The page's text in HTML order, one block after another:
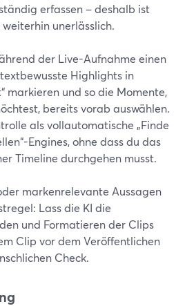
erfassen – deshalb ist
unerlässlich.
der Live-Aufnahme einen
Highlights in
markieren und so die Momente,
bereits vorab auswählen.
als vollautomatische „Finde
Engines, ohne dass du das
Timeline durchgehen musst.
markenrelevante Aussagen
Lass die KI die
und Formatieren der Clips
Clip vor dem Veröffentlichen
Check.